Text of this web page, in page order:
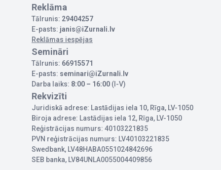
Reklāma
Tālrunis: 29404257
E-pasts: janis@iZurnali.lv
Reklāmas iespējas
Semināri
Tālrunis: 66915571
E-pasts: seminari@iZurnali.lv
Darba laiks: 8:00 – 16:00 (I-V)
Rekvizīti
Juridiskā adrese: Lastādijas iela 10, Rīga, LV-1050
Biroja adrese: Lastādijas iela 12, Rīga, LV-1050
Reģistrācijas numurs: 40103221835
PVN reģistrācijas numurs: LV40103221835
Swedbank, LV48HABA0551024842696
SEB banka, LV84UNLA0055004409856